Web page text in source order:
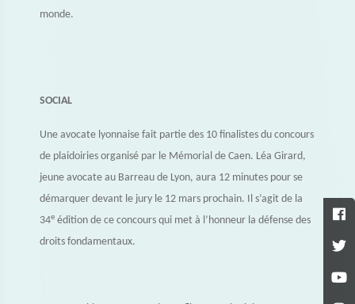
monde.
SOCIAL
Une avocate lyonnaise fait partie des 10 finalistes du concours
de plaidoiries organisé par le Mémorial de Caen. Léa Girard,
jeune avocate au Barreau de Lyon, aura 12 minutes pour se
démarquer devant le jury le 12 mars prochain. Il s’agit de la
34e édition de ce concours qui met à l’honneur la défense des
droits fondamentaux.